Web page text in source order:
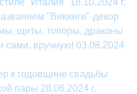
"Италия" 18.10.2024 г.
"Викинги"-декор
щиты, топоры, драконы
сами, вручную! 03.08.2024
к годовщине свадьбы
пары 28.06.2024 г.